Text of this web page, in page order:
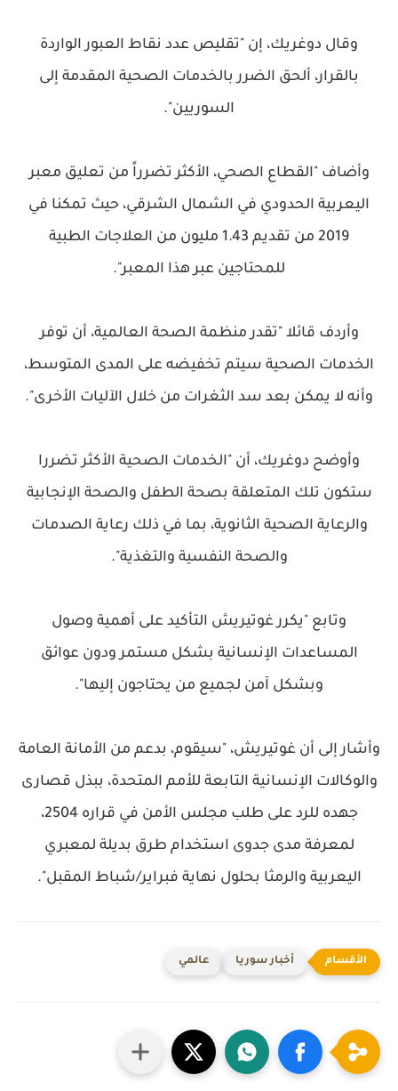
وقال دوغريك، إن "تقليص عدد نقاط العبور الواردة
بالقرار، ألحق الضرر بالخدمات الصحية المقدمة إلى
السوريين".
وأضاف "القطاع الصحي، الأكثر تضرراً من تعليق معبر
اليعربية الحدودي في الشمال الشرقي، حيث تمكنا في
2019 من تقديم 1.43 مليون من العلاجات الطبية
للمحتاجين عبر هذا المعبر".
وأردف قائلا "تقدر منظمة الصحة العالمية، أن توفر
الخدمات الصحية سيتم تخفيضه على المدى المتوسط،
وأنه لا يمكن بعد سد الثغرات من خلال الآليات الأخرى".
وأوضح دوغريك، أن "الخدمات الصحية الأكثر تضررا
ستكون تلك المتعلقة بصحة الطفل والصحة الإنجابية
والرعاية الصحية الثانوية، بما في ذلك رعاية الصدمات
والصحة النفسية والتغذية".
وتابع "يكرر غوتيريش التأكيد على أهمية وصول
المساعدات الإنسانية بشكل مستمر ودون عوائق
وبشكل آمن لجميع من يحتاجون إليها".
وأشار إلى أن غوتيريش، "سيقوم، بدعم من الأمانة العامة
والوكالات الإنسانية التابعة للأمم المتحدة، ببذل قصارى
جهده للرد على طلب مجلس الأمن في قراره 2504،
لمعرفة مدى جدوى استخدام طرق بديلة لمعبري
اليعربية والرمثا بحلول نهاية فبراير/شباط المقبل".
أخبار سوريا عالمي